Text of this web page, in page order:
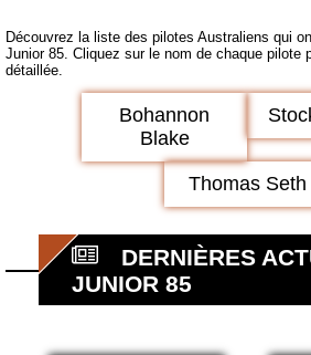
Découvrez la liste des pilotes Australiens qui
Junior 85. Cliquez sur le nom de chaque pilote
détaillée.
Bohannon
Blake
Thomas Seth
DERNIÈRES
JUNIOR 85